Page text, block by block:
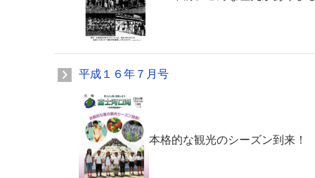
平成１６年７月号
本格的な観光のシーズン到来！